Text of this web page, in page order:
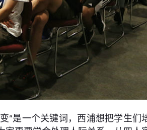
”是一个关键词，西浦想把学生